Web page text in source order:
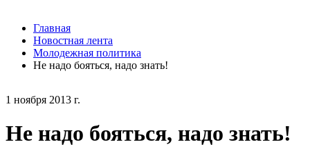
1 ноября 2013 г.
Не надо бояться, надо знать!
Главная
Новостная лента
Молодежная политика
Не надо бояться, надо знать!